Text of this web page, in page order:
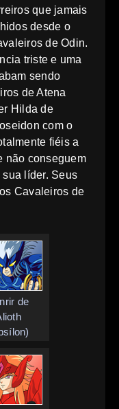
que jamais
desde o
de Odin.
triste e uma
sendo
de Atena
Hilda de
com o
fiéis a
não conseguem
líder. Seus
Cavaleiros de
de